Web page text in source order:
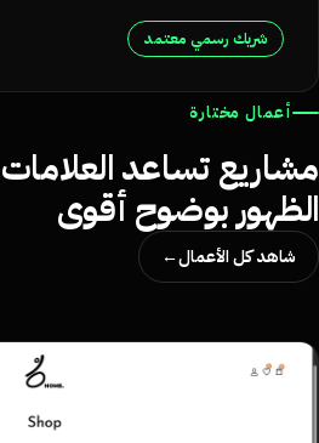
شريك رسمي معتمد
أعمال مختارة
تساعد
بوضوح أقوى
شاهد كل الأعمال→